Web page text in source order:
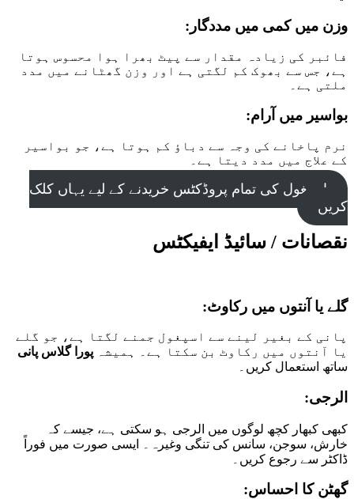
وزن میں کمی میں مددگار:
فائبر کی زیادہ مقدار سے پیٹ بھرا ہوا محسوس ہوتا
ہے، جس سے بھوک کم لگتی ہے اور وزن گھٹانے میں مدد
ملتی ہے۔
بواسیر میں آرام:
نرم پاخانے کی وجہ سے دباؤ کم ہوتا ہے، جو بواسیر
کے علاج میں مدد دیتا ہے۔
اسپغول کی تمام پروڈکٹس خریدنے کے لیے یہاں کلک
کریں
نقصانات / سائیڈ ایفیکٹس
گلے یا آنتوں میں رکاوٹ:
پانی کے بغیر لینے سے اسپغول جمنے لگتا ہے، جو گلے
یا آنتوں میں رکاوٹ بن سکتا ہے۔ ہمیشہ پورا گلاس پانی
ساتھ استعمال کریں۔
الرجی:
کبھی کبھار کچھ لوگوں میں الرجی ہو سکتی ہے، جیسے کہ
خارش، سوجن، سانس کی تنگی وغیرہ۔ ایسی صورت میں فوراً
ڈاکٹر سے رجوع کریں۔
گھٹن کا احساس: